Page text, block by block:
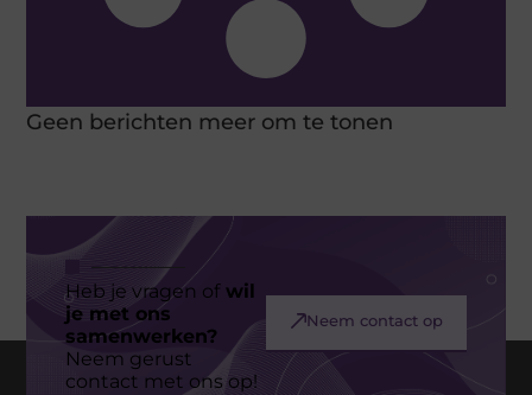
Geen berichten meer om te tonen
Heb je vragen ofwil
je met ons
samenwerken?
Neem gerust
contact met ons op!
Neem contact op